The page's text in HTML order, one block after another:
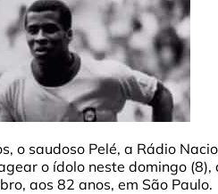
o saudoso Pelé, a Rádio
o ídolo neste domingo
aos 82 anos, em São Paulo.